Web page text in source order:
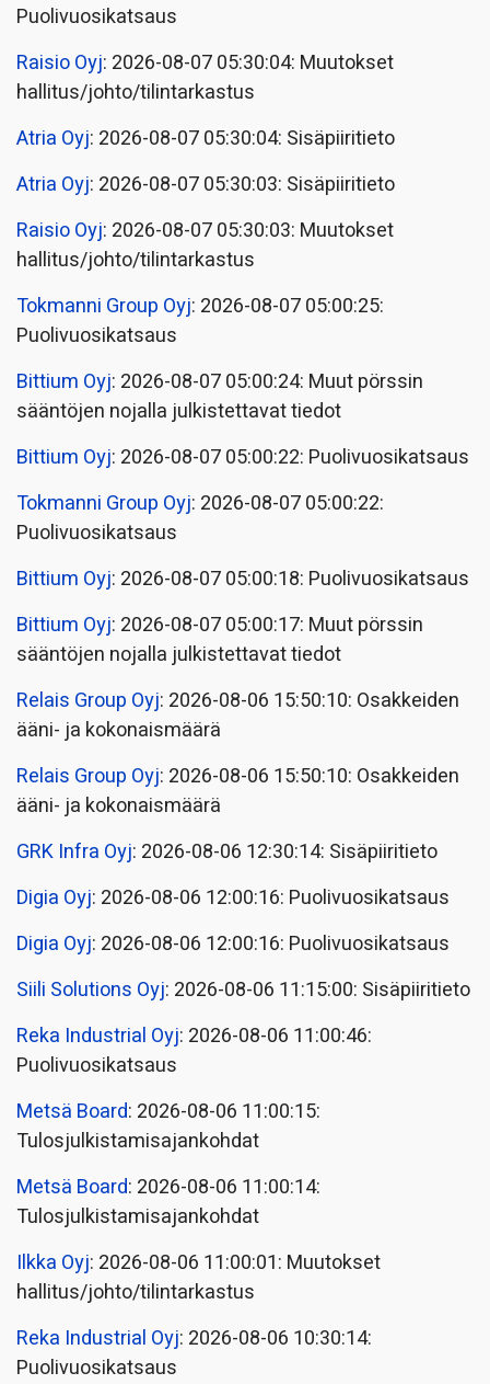
Puolivuosikatsaus
Raisio Oyj: 2026-08-07 05:30:04: Muutokset
hallitus/johto/tilintarkastus
Atria Oyj: 2026-08-07 05:30:04: Sisäpiiritieto
Atria Oyj: 2026-08-07 05:30:03: Sisäpiiritieto
Raisio Oyj: 2026-08-07 05:30:03: Muutokset
hallitus/johto/tilintarkastus
Tokmanni Group Oyj: 2026-08-07 05:00:25:
Puolivuosikatsaus
Bittium Oyj: 2026-08-07 05:00:24: Muut pörssin
sääntöjen nojalla julkistettavat tiedot
Bittium Oyj: 2026-08-07 05:00:22: Puolivuosikatsaus
Tokmanni Group Oyj: 2026-08-07 05:00:22:
Puolivuosikatsaus
Bittium Oyj: 2026-08-07 05:00:18: Puolivuosikatsaus
Bittium Oyj: 2026-08-07 05:00:17: Muut pörssin
sääntöjen nojalla julkistettavat tiedot
Relais Group Oyj: 2026-08-06 15:50:10: Osakkeiden
ääni- ja kokonaismäärä
Relais Group Oyj: 2026-08-06 15:50:10: Osakkeiden
ääni- ja kokonaismäärä
GRK Infra Oyj: 2026-08-06 12:30:14: Sisäpiiritieto
Digia Oyj: 2026-08-06 12:00:16: Puolivuosikatsaus
Digia Oyj: 2026-08-06 12:00:16: Puolivuosikatsaus
Siili Solutions Oyj: 2026-08-06 11:15:00: Sisäpiiritieto
Reka Industrial Oyj: 2026-08-06 11:00:46:
Puolivuosikatsaus
Metsä Board: 2026-08-06 11:00:15:
Tulosjulkistamisajankohdat
Metsä Board: 2026-08-06 11:00:14:
Tulosjulkistamisajankohdat
Ilkka Oyj: 2026-08-06 11:00:01: Muutokset
hallitus/johto/tilintarkastus
Reka Industrial Oyj: 2026-08-06 10:30:14:
Puolivuosikatsaus